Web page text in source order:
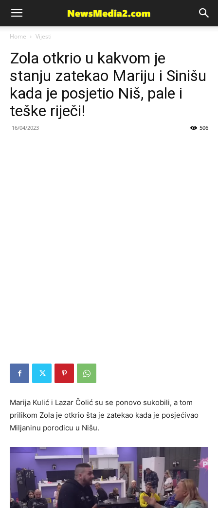
News
Media
Home Vijesti
Zola otkrio u kakvom je
stanju zatekao Mariju i Sinišu
kada je posjetio Niš, pale i
teške riječi!
16/04/2023 506
Marija Kulić i Lazar Čolić su se ponovo sukobili, a tom
prilikom Zola je otkrio šta je zatekao kada je posjećivao
Miljaninu porodicu u Nišu.